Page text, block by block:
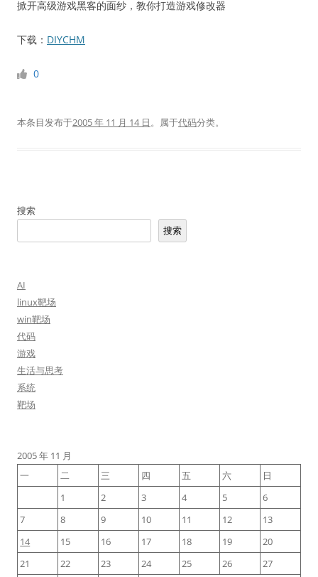
掀开高级游戏黑客的面纱，教你打造游戏修改器
下载： DIYCHM
0
本条目发布于2005 年 11 月 14 日。属于代码分类。
搜索
搜索
AI
linux靶场
win靶场
代码
游戏
生活与思考
系统
靶场
2005 年 11 月
一
二 三 四 五 六
日
1
2 3 4 5
6
7
8 9 10 11 12
13
14
15 16 17 18 19
20
21
22 23 24 25 26
27